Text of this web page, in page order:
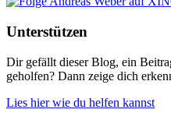
Unterstützen
Dir gefällt dieser Blog, ein
geholfen? Dann zeige dich
Lies hier wie du helfen kannst